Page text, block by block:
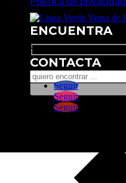
ENCUENTRA
Search
CONTACTA
Seguir
Seguir
Seguir